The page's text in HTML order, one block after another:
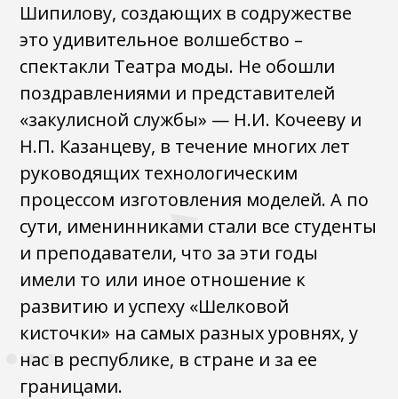
Шипилову, создающих в содружестве
это удивительное волшебство –
спектакли Театра моды. Не обошли
поздравлениями и представителей
«закулисной службы» — Н.И. Кочееву и
Н.П. Казанцеву, в течение многих лет
руководящих технологическим
процессом изготовления моделей. А по
сути, именинниками стали все студенты
и преподаватели, что за эти годы
имели то или иное отношение к
развитию и успеху «Шелковой
кисточки» на самых разных уровнях, у
нас в республике, в стране и за ее
границами.